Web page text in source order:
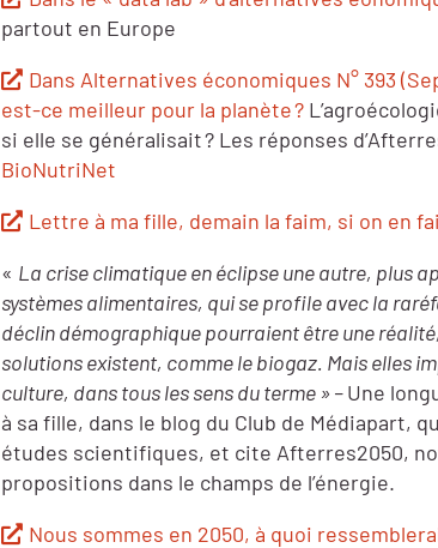
partout en Europe
Dans Alternatives économiques N° 393
est-ce meilleur pour la planète ?
si elle se généralisait ? Les réponses
BioNutriNet
Lettre à ma fille, demain la faim, si on en
« La crise climatique en éclipse une autre, plus
systèmes alimentaires, qui se profile avec la
déclin démographique pourraient être une
solutions existent, comme le biogaz. Mais elles
culture, dans tous les sens du terme » –Une
à sa fille, dans le blog du Club de Médiapart,
études scientifiques, et cite Afterres2050,
propositions dans le champs de l’énergie.
Nous sommes en 2050, à quoi